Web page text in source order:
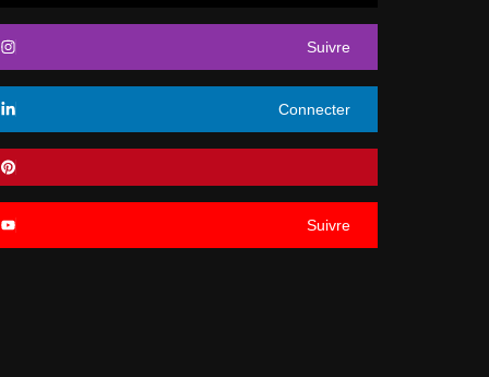
Suivre
Connecter
Suivre